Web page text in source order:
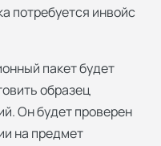
потребуется инвойс
пакет будет
образец
Он будет проверен
на предмет